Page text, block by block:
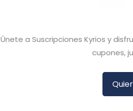
Únete a Suscripciones Kyrios y
cupones,